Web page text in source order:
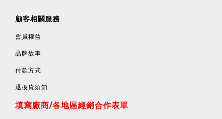
顧客相關服務
會員權益
品牌故事
付款方式
退換貨須知
填寫廠商/各地區經銷合作表單